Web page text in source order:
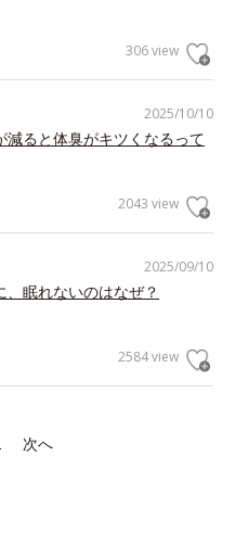
306 view
2025/10/10
減ると体臭がキツくなるって
2043 view
2025/09/10
、眠れないのはなぜ？
2584 view
次へ